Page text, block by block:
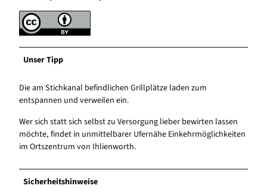
Unser Tipp
Die am Stichkanal befindlichen Grillplätze laden zum
entspannen und verweilen ein.
Wer sich statt sich selbst zu Versorgung lieber bewirten lassen
möchte, findet in unmittelbarer Ufernähe Einkehrmöglichkeiten
im Ortszentrum von Ihlienworth.
Sicherheitshinweise